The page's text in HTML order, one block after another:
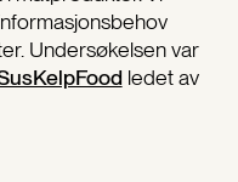
Undersøkelsen var
ledet av